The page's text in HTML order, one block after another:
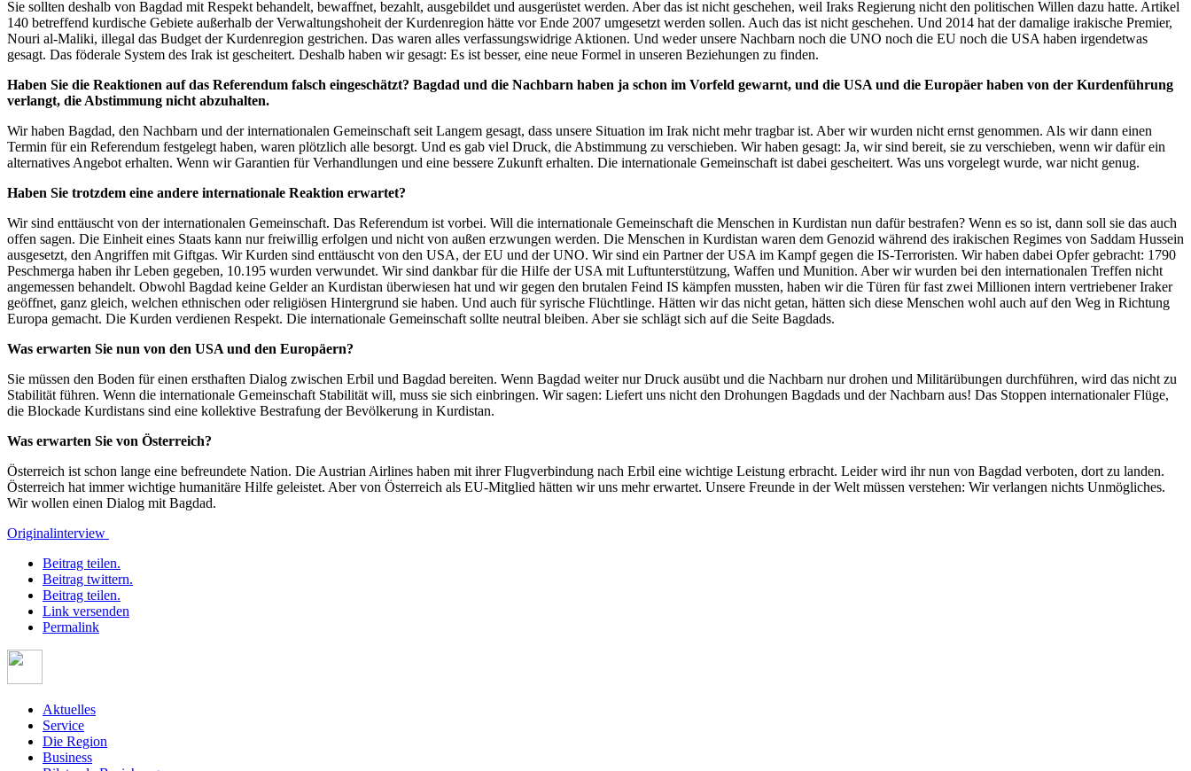
Sie sollten deshalb von Bagdad mit Respekt behandelt, bewaffnet, bezahlt, ausgebildet und ausgerüstet werden. Aber das ist nicht geschehen, weil Iraks Regierung nicht den politischen Willen dazu hatte. Artikel
140 betreffend kurdische Gebiete außerhalb der Verwaltungshoheit der Kurdenregion hätte vor Ende 2007 umgesetzt werden sollen. Auch das ist nicht geschehen. Und 2014 hat der damalige irakische Premier,
Nouri al-Maliki, illegal das Budget der Kurdenregion gestrichen. Das waren alles verfassungswidrige Aktionen. Und weder unsere Nachbarn noch die UNO noch die EU noch die USA haben irgendetwas
gesagt. Das föderale System des Irak ist gescheitert. Deshalb haben wir gesagt: Es ist besser, eine neue Formel in unseren Beziehungen zu finden.
Haben Sie die Reaktionen auf das Referendum falsch eingeschätzt? Bagdad und die Nachbarn haben ja schon im Vorfeld gewarnt, und die USA und die Europäer haben von der Kurdenführung
verlangt, die Abstimmung nicht abzuhalten.
Wir haben Bagdad, den Nachbarn und der internationalen Gemeinschaft seit Langem gesagt, dass unsere Situation im Irak nicht mehr tragbar ist. Aber wir wurden nicht ernst genommen. Als wir dann einen
Termin für ein Referendum festgelegt haben, waren plötzlich alle besorgt. Und es gab viel Druck, die Abstimmung zu verschieben. Wir haben gesagt: Ja, wir sind bereit, sie zu verschieben, wenn wir dafür ein
alternatives Angebot erhalten. Wenn wir Garantien für Verhandlungen und eine bessere Zukunft erhalten. Die internationale Gemeinschaft ist dabei gescheitert. Was uns vorgelegt wurde, war nicht genug.
Haben Sie trotzdem eine andere internationale Reaktion erwartet?
Wir sind enttäuscht von der internationalen Gemeinschaft. Das Referendum ist vorbei. Will die internationale Gemeinschaft die Menschen in Kurdistan nun dafür bestrafen? Wenn es so ist, dann soll sie das auch
offen sagen. Die Einheit eines Staats kann nur freiwillig erfolgen und nicht von außen erzwungen werden. Die Menschen in Kurdistan waren dem Genozid während des irakischen Regimes von Saddam Hussein
ausgesetzt, den Angriffen mit Giftgas. Wir Kurden sind enttäuscht von den USA, der EU und der UNO. Wir sind ein Partner der USA im Kampf gegen die IS-Terroristen. Wir haben dabei Opfer gebracht: 1790
Peschmerga haben ihr Leben gegeben, 10.195 wurden verwundet. Wir sind dankbar für die Hilfe der USA mit Luftunterstützung, Waffen und Munition. Aber wir wurden bei den internationalen Treffen nicht
angemessen behandelt. Obwohl Bagdad keine Gelder an Kurdistan überwiesen hat und wir gegen den brutalen Feind IS kämpfen mussten, haben wir die Türen für fast zwei Millionen intern vertriebener Iraker
geöffnet, ganz gleich, welchen ethnischen oder religiösen Hintergrund sie haben. Und auch für syrische Flüchtlinge. Hätten wir das nicht getan, hätten sich diese Menschen wohl auch auf den Weg in Richtung
Europa gemacht. Die Kurden verdienen Respekt. Die internationale Gemeinschaft sollte neutral bleiben. Aber sie schlägt sich auf die Seite Bagdads.
Was erwarten Sie nun von den USA und den Europäern?
Sie müssen den Boden für einen ersthaften Dialog zwischen Erbil und Bagdad bereiten. Wenn Bagdad weiter nur Druck ausübt und die Nachbarn nur drohen und Militärübungen durchführen, wird das nicht zu
Stabilität führen. Wenn die internationale Gemeinschaft Stabilität will, muss sie sich einbringen. Wir sagen: Liefert uns nicht den Drohungen Bagdads und der Nachbarn aus! Das Stoppen internationaler Flüge,
die Blockade Kurdistans sind eine kollektive Bestrafung der Bevölkerung in Kurdistan.
Was erwarten Sie von Österreich?
Österreich ist schon lange eine befreundete Nation. Die Austrian Airlines haben mit ihrer Flugverbindung nach Erbil eine wichtige Leistung erbracht. Leider wird ihr nun von Bagdad verboten, dort zu landen.
Österreich hat immer wichtige humanitäre Hilfe geleistet. Aber von Österreich als EU-Mitglied hätten wir uns mehr erwartet. Unsere Freunde in der Welt müssen verstehen: Wir verlangen nichts Unmögliches.
Wir wollen einen Dialog mit Bagdad.
Originalinterview
Beitrag teilen.
Beitrag twittern.
Beitrag teilen.
Link versenden
Permalink
Aktuelles
Service
Die Region
Business